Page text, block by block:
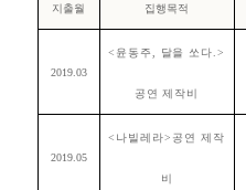
지출월 집행목적
2019.03
<윤동주, 달을 쏘다.>
공연 제작비
2019.05
<나빌레라>공연 제작
비